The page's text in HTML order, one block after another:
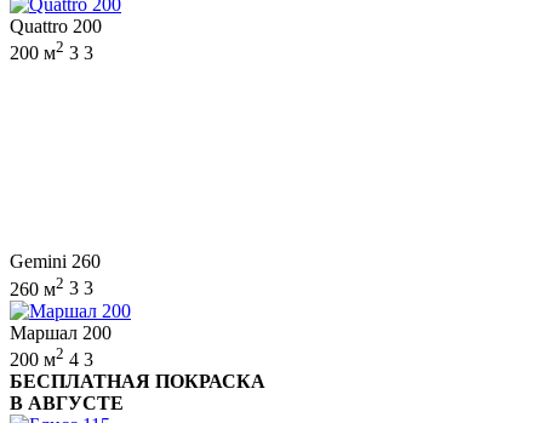
Quattro 200
200 м2 3 3
Gemini 260
260 м2 3 3
Маршал 200
200 м2 4 3
БЕСПЛАТНАЯ ПОКРАСКА
В АВГУСТЕ